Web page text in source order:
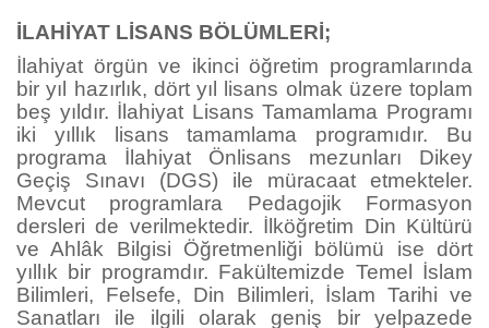
İLAHİYAT LİSANS BÖLÜMLERİ;
İlahiyat örgün ve ikinci öğretim programlarında
bir yıl hazırlık, dört yıl lisans olmak üzere toplam
beş yıldır. İlahiyat Lisans Tamamlama Programı
iki yıllık lisans tamamlama programıdır. Bu
programa İlahiyat Önlisans mezunları Dikey
Geçiş Sınavı (DGS) ile müracaat etmekteler.
Mevcut programlara Pedagojik Formasyon
dersleri de verilmektedir. İlköğretim Din Kültürü
ve Ahlâk Bilgisi Öğretmenliği bölümü ise dört
yıllık bir programdır. Fakültemizde Temel İslam
Bilimleri, Felsefe, Din Bilimleri, İslam Tarihi ve
Sanatları ile ilgili olarak geniş bir yelpazede